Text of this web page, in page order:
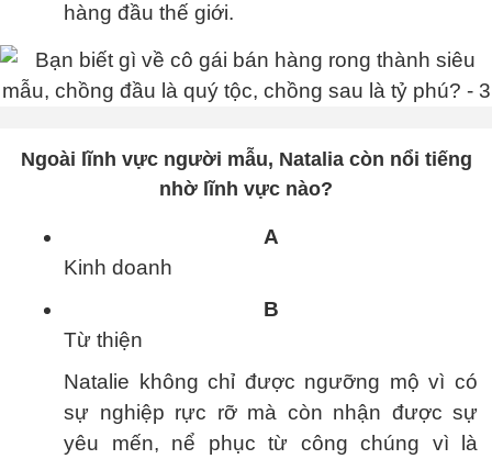
hàng đầu thế giới.
Ngoài lĩnh vực người mẫu, Natalia còn nổi tiếng
nhờ lĩnh vực nào?
A
Kinh doanh
B
Từ thiện
Natalie không chỉ được ngưỡng mộ vì có
sự nghiệp rực rỡ mà còn nhận được sự
yêu mến, nể phục từ công chúng vì là